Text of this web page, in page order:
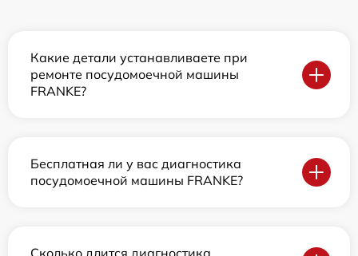
Какие детали устанавливаете при
ремонте посудомоечной машины
FRANKE?
Бесплатная ли у вас диагностика
посудомоечной машины FRANKE?